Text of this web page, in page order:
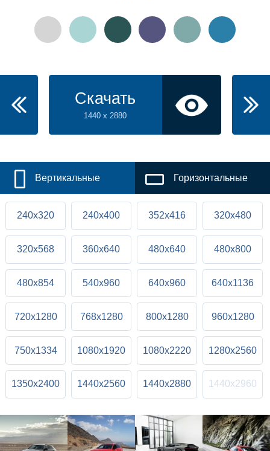
Скачать
1440 x 2880
Вертикальные Горизонтальные
240x320 240x400 352x416 320x480
320x568 360x640 480x640 480x800
480x854 540x960 640x960 640x1136
720x1280 768x1280 800x1280 960x1280
750x1334 1080x1920 1080x2220 1280x2560
1350x2400 1440x2560 1440x2880 1440x2960